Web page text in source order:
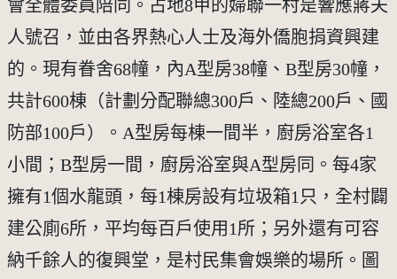
會全體委員陪同。占地8甲的婦聯一村是響應蔣夫
人號召，並由各界熱心人士及海外僑胞捐資興建
的。現有眷舍68幢，內A型房38幢、B型房30幢，
共計600棟（計劃分配聯總300戶、陸總200戶、國
防部100戶）。A型房每棟一間半，廚房浴室各1
小間；B型房一間，廚房浴室與A型房同。每4家
擁有1個水龍頭，每1棟房設有垃圾箱1只，全村闢
建公廁6所，平均每百戶使用1所；另外還有可容
納千餘人的復興堂，是村民集會娛樂的場所。圖